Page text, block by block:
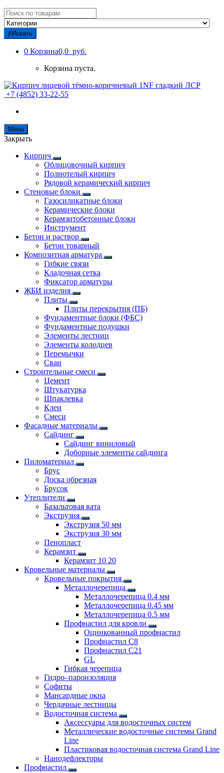
Search
for:
Искать
0 Корзина0,0 руб.
Корзина пуста.
+7 (4852) 33-22-55
Menu
Закрыть
Кирпич
Облицовочный кирпич
Полнотелый кирпич
Рядовой керамический кирпич
Стеновые блоки
Газосиликатные блоки
Керамические блоки
Керамзитобетонные блоки
Инструмент
Бетон и раствор
Бетон товарный
Композитная арматура
Гибкие связи
Кладочная сетка
Фиксатор арматуры
ЖБИ изделия
Плиты
Плиты перекрытия (ПБ)
Фундаментные блоки (ФБС)
Фундаментные подушки
Элементы лестниц
Элементы колодцев
Перемычки
Сваи
Строительные смеси
Цемент
Штукатурка
Шпаклевка
Клеи
Смеси
Фасадные материалы
Сайдинг
Сайдинг виниловый
Доборные элементы сайдинга
Пиломатериал
Брус
Доска обрезная
Брусок
Утеплители
Базальтовая вата
Экструзия
Экструзия 50 мм
Экструзия 30 мм
Пенопласт
Керамзит
Керамзит 10 20
Кровельные материалы
Кровельные покрытия
Металлочерепица
Металлочерепица 0.4 мм
Металлочерепица 0.45 мм
Металлочерепица 0.5 мм
Профнастил для кровли
Оцинкованный профнастил
Профнастил С8
Профнастил С21
GL
Гибкая черепица
Гидро–пароизоляция
Софиты
Мансардные окна
Чердачные лестницы
Водосточная система
Аксессуары для водосточных систем
Металлические водосточные системы Grand
Line
Пластиковая водосточная система Grand Line
Нанодефлекторы
Профнастил